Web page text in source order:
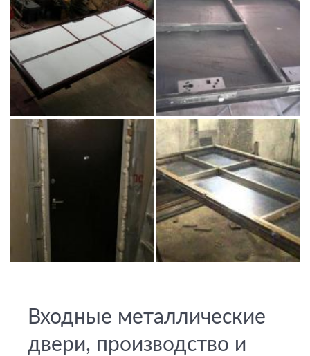
Входные металлические
двери, производство и